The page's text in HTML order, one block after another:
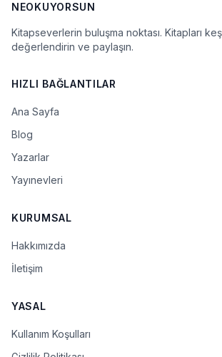
NEOKUYORSUN
Kitapseverlerin buluşma noktası. Kitapları
değerlendirin ve paylaşın.
HIZLI BAĞLANTILAR
Ana Sayfa
Blog
Yazarlar
Yayınevleri
KURUMSAL
Hakkımızda
İletişim
YASAL
Kullanım Koşulları